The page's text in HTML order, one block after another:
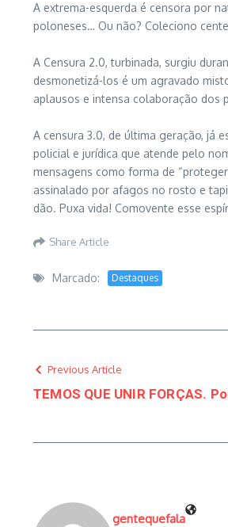
A extrema-esquerda é censora por
poloneses… Ou não? Coleciono
A Censura 2.0, turbinada, surgiu
desmonetizá-los é um agravado
aplausos e intensa colaboração dos
A censura 3.0, de última geração, já
policial e jurídica que atende pelo
mensagens como forma de
assinalado por afagos no rosto e
dão. Puxa vida! Comovente esse
Share Article
Marcado: Destaques
Previous Article
TEMOS QUE UNIR FORÇAS.
gentequefala